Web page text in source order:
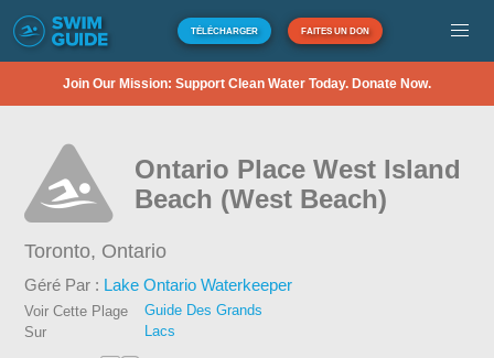
TÉLÉCHARGER FAITES UN DON
Join Our Mission: Support Clean Water Today. Donate Now.
Ontario Place West Island
Beach (West Beach)
Toronto, Ontario
Géré Par : Lake Ontario Waterkeeper
Voir Cette Plage
Sur
Guide Des Grands
Lacs